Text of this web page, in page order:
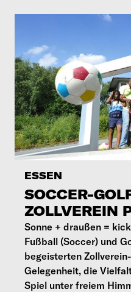
ESSEN
SOCCER-
ZOLLVEREIN
Sonne + draußen =
Fußball (Soccer) und
begeisterten
Gelegenheit, die
Spiel unter freiem